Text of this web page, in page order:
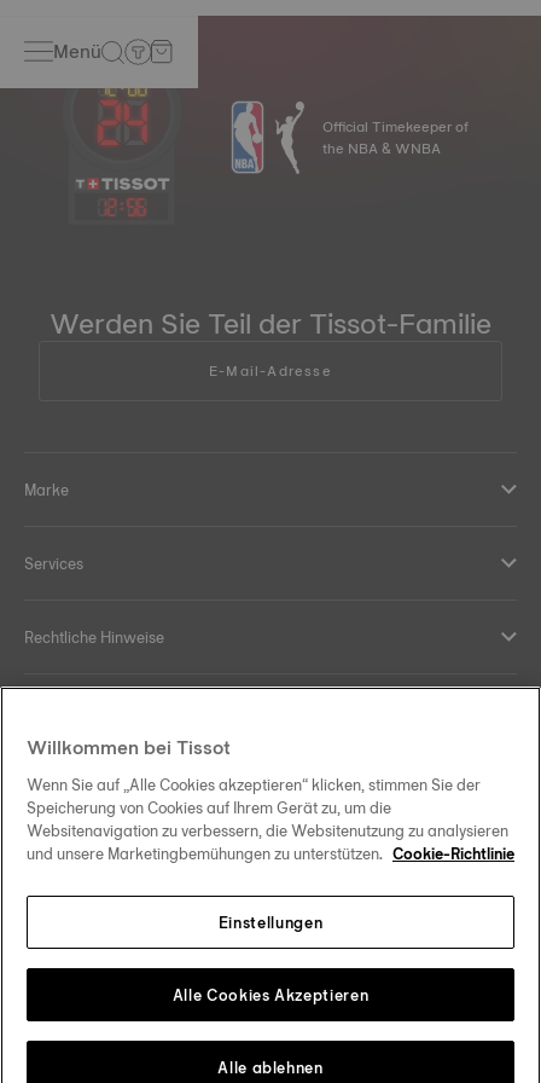
Menü
12:56
Official Timekeeper of
the NBA & WNBA
Werden Sie Teil der Tissot-Familie
E-Mail-Adresse
Marke
Services
Rechtliche Hinweise
Ihre Vorteile
Österreich Zu einem anderen Land wechseln
Tissot Copyrights 2026
Willkommen bei Tissot
Wenn Sie auf „Alle Cookies akzeptieren“ klicken, stimmen Sie der
Speicherung von Cookies auf Ihrem Gerät zu, um die
Websitenavigation zu verbessern, die Websitenutzung zu analysieren
und unsere Marketingbemühungen zu unterstützen. Cookie-Richtlinie
Einstellungen
Alle ablehnen
Alle Cookies Akzeptieren